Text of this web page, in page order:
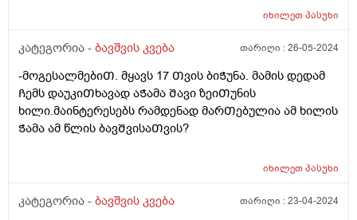
იხილეთპასუხი
კატეგორია - ბავშვის კვება თარიღი :26-05-2024
-მოგესალმებიᲗ. მყავს 17 Თვის ბიᲭუნა. მამის დედამ
Ჩემს დაუკიᲗხავად აᲭამა Შავი ზეიᲗუნის
ხილი.მაინტერესებს რამდენად მარᲗებულია ამ ხილის
Ჭამა ამ წლის ბავᲨვისაᲗვის?
იხილეთპასუხი
კატეგორია - ბავშვის კვება თარიღი :23-04-2024